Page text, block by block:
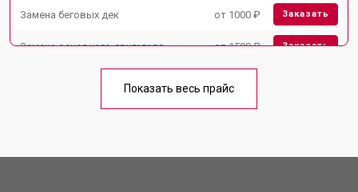
Замена беговых дек от 1000 ₽ Заказать
Замена основного двигателя от 1500 ₽ Заказать
Обслуживание беговой дорожки
Замена платы управления от 800 ₽
Показать весь прайс